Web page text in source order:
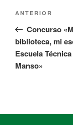
ANTERIOR
Concurso
biblioteca, mi
Escuela
Manso»